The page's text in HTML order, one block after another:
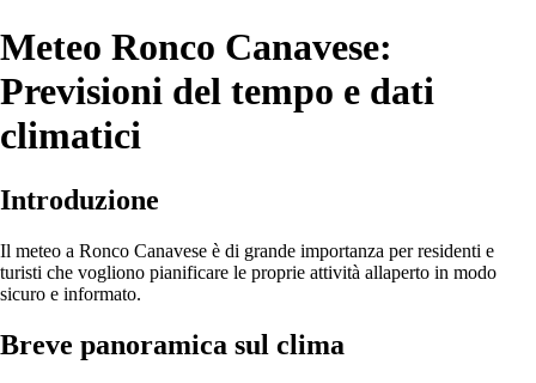
Meteo Ronco Canavese:
Previsioni del tempo e dati
climatici
Introduzione
Il meteo a Ronco Canavese è di grande importanza per residenti e
turisti che vogliono pianificare le proprie attività allaperto in modo
sicuro e informato.
Breve panoramica sul clima